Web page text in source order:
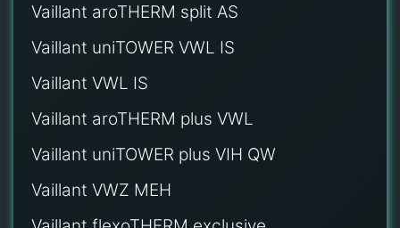
Vaillant aroTHERM split AS
Vaillant uniTOWER VWL IS
Vaillant VWL IS
Vaillant aroTHERM plus VWL
Vaillant uniTOWER plus VIH QW
Vaillant VWZ MEH